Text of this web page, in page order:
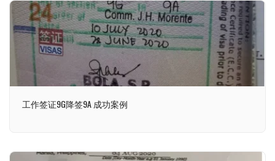
工作签证9G降签9A 成功案例